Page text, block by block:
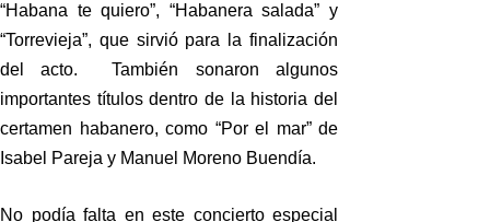
“Habana te quiero”, “Habanera salada” y
“Torrevieja”, que sirvió para la finalización
del acto. También sonaron algunos
importantes títulos dentro de la historia del
certamen habanero, como “Por el mar” de
Isabel Pareja y Manuel Moreno Buendía.
No podía falta en este concierto especial